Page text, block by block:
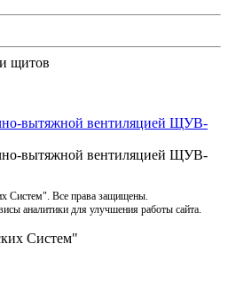
щитов
Систем". Все права защищены.
аналитики для улучшения работы сайта.
Систем"